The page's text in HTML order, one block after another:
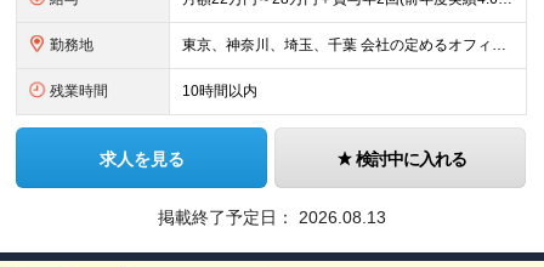
勤務地 東京、神奈川、埼玉、千葉 会社の定めるオフィス ※通勤時間は考慮します。
残業時間 10時間以内
求人を見る 検討中に入れる
掲載終了予定日： 2026.08.13